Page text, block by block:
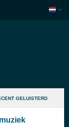
GELUISTERD